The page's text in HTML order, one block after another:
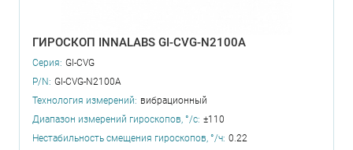
ГИРОСКОП INNALABS GI-CVG-N2100A
Серия: GI-CVG
P/N: GI-CVG-N2100A
Технология измерений: вибрационный
Диапазон измерений гироскопов, °/с: ±110
Нестабильность смещения гироскопов, °/ч: 0.22